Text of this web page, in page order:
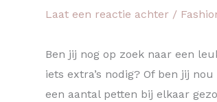
Laat een reactie achter /
Ben jij nog op zoek naar een
iets extra’s nodig? Of ben jij
een aantal petten bij elkaar